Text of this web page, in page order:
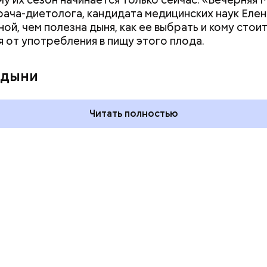
день
праздники
и мире 7
праздники отмечают в
и мире 6 августа
диетолога, кандидата медицинских наук
чем полезна дыня, как ее выбрать и кому стоит
от употребления в пищу этого плода.
Читать полностью